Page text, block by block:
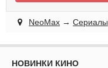
NeoMax → Сериалы
НОВИНКИ КИНО